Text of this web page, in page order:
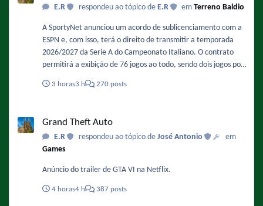
E.R respondeu ao tópico de E.R emTerreno Baldio
A SportyNet anunciou um acordo de sublicenciamento com a
ESPN e, com isso, terá o direito de transmitir a temporada
2026/2027 da Serie A do Campeonato Italiano. O contrato
permitirá a exibição de 76 jogos ao todo, sendo dois jogos por
canal oficial da SportyNet no YouTube, de forma gratuita, e na
serie-a-italiana-apos-acordo-de-sublicenciamento-com-a-
espn/
3 horas3 h 270 posts
Grand Theft Auto
E.R respondeu ao tópico de José Antonio
em
Games
Anúncio do trailer de GTA VI na Netflix.
4 horas4 h 387 posts